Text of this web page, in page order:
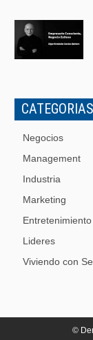
CATEGORIAS
Negocios
Management
Industria
Marketing
Entretenimiento
Lideres
Viviendo con
©